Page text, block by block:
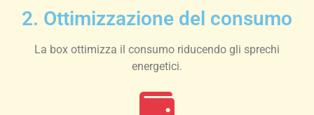
2. Ottimizzazione del consumo
La box ottimizza il consumo riducendo gli sprechi
energetici.